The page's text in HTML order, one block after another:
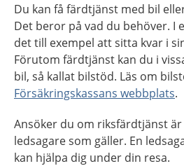
Du kan få färdtjänst med bil
Det beror på vad du behöver. I
det till exempel att sitta kvar i
Förutom färdtjänst kan du i
bil, så kallat bilstöd. Läs om
Försäkringskassans webbplats.
Ansöker du om riksfärdtjänst
ledsagare som gäller. En
kan hjälpa dig under din resa.